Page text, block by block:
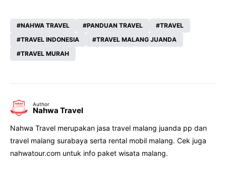
NAHWA TRAVEL PANDUAN TRAVEL
TRAVEL
TRAVEL INDONESIA
TRAVEL MALANG JUANDA
TRAVEL MURAH
Author
Nahwa Travel
Nahwa Travel merupakan jasa travel malang juanda pp dan
travel malang surabaya serta rental mobil malang. Cek juga
nahwatour.com untuk info paket wisata malang.